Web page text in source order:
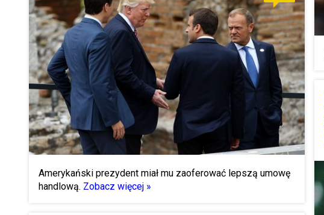
Amerykański prezydent miał mu zaoferować lepszą umowę
handlową. Zobacz więcej »